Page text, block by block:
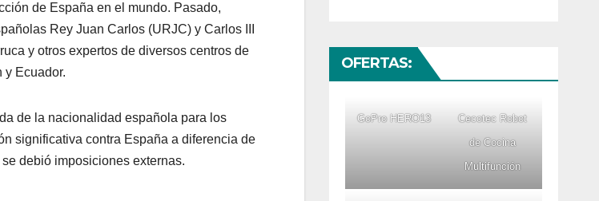
de España en el mundo. Pasado,
Rey Juan Carlos (URJC) y Carlos III
y otros expertos de diversos centros de
y Ecuador.
de la nacionalidad española para los
significativa contra España a diferencia de
debió imposiciones externas.
OFERTAS:
GoPro HERO13
Cecotec Robot
de Cocina
Multifunción